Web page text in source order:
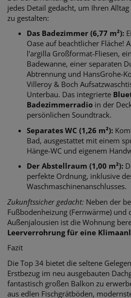
jedes Detail gedacht, um Ihren
zu gestalten:
Das Badezimmer (6,77 m²):
Oase auf beachtlicher Fläche!
l'argilla Großformat-Fliesen,
Badewanne, einer separaten
Abtrennung und HansGrohe-
Villeroy & Boch
Unterbau. Das integrierte
Badezimmerradio in der
persönlichen Soundtrack.
Separates WC (1,26 m²):
Bad, ausgestattet mit einem
Hänge-WC und eigenem
Der Abstellraum (1,00 m²):
perfekte Ordnung, inklusive
Waschmaschinenanschlusses.
Zukunftssicher gedacht: Neben der
Fußbodenheizung (Fernwärme) und
Außenjalousien ist die Wohnung
Leerverrohrung für eine
Fazit
Die Top 34 bietet die seltene
Erstbezug im neu ausgebauten
fantastisch großen Balkon zu
aus edlen Fischgrätböden,